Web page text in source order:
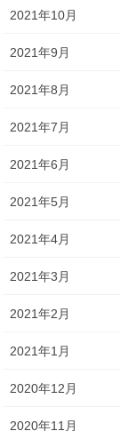
2021年10月
2021年9月
2021年8月
2021年7月
2021年6月
2021年5月
2021年4月
2021年3月
2021年2月
2021年1月
2020年12月
2020年11月